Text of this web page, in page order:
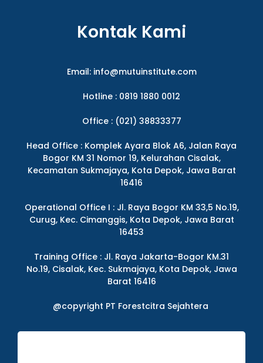
Kontak Kami
Email: info@mutuinstitute.com
Hotline : 0819 1880 0012
Office : (021) 38833377
Head Office : Komplek Ayara Blok A6, Jalan Raya
Bogor KM 31 Nomor 19, Kelurahan Cisalak,
Kecamatan Sukmajaya, Kota Depok, Jawa Barat
16416
Operational Office I : Jl. Raya Bogor KM 33,5 No.19,
Curug, Kec. Cimanggis, Kota Depok, Jawa Barat
16453
Training Office : Jl. Raya Jakarta-Bogor KM.31
No.19, Cisalak, Kec. Sukmajaya, Kota Depok, Jawa
Barat 16416
@copyright PT Forestcitra Sejahtera